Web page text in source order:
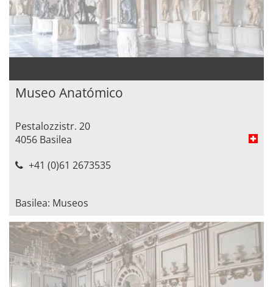
Museo Anatómico
Pestalozzistr. 20
4056 Basilea
+41 (0)61 2673535
Basilea: Museos